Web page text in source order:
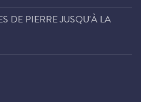
DE PIERRE JUSQU'À LA